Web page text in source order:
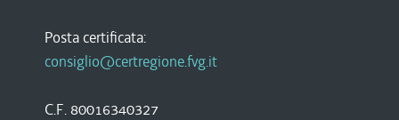
Posta certificata:
consiglio@certregione.fvg.it
C.F. 80016340327